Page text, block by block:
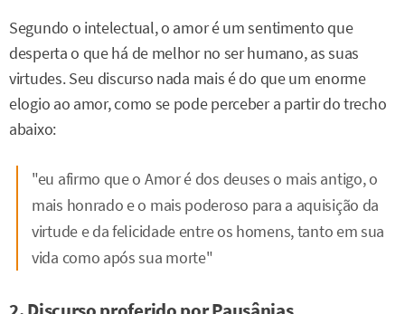
Segundo o intelectual, o amor é um sentimento que
desperta o que há de melhor no ser humano, as suas
virtudes. Seu discurso nada mais é do que um enorme
elogio ao amor, como se pode perceber a partir do trecho
abaixo:
"eu afirmo que o Amor é dos deuses o mais antigo, o
mais honrado e o mais poderoso para a aquisição da
virtude e da felicidade entre os homens, tanto em sua
vida como após sua morte"